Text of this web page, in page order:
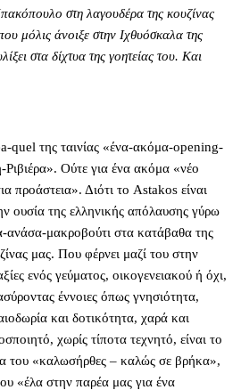
στη λαγουδέρα της κουζίνας
μόλις άνοιξε στην Ιχθυόσκαλα της
στα δίχτυα της γοητείας του. Και
quel της ταινίας «ένα-ακόμα-opening-
Ριβιέρα». Ούτε για ένα ακόμα «νέο
προάστεια». Διότι το Astakos είναι
ουσία της ελληνικής απόλαυσης γύρω
ανάσα-μακροβούτι στα κατάβαθα της
μας. Που φέρνει μαζί του στην
ενός γεύματος, οικογενειακού ή όχι,
έννοιες όπως γνησιότητα,
και δοτικότητα, χαρά και
χωρίς τίποτα τεχνητό, είναι το
του «καλωσήρθες – καλώς σε βρήκα»,
«έλα στην παρέα μας για ένα